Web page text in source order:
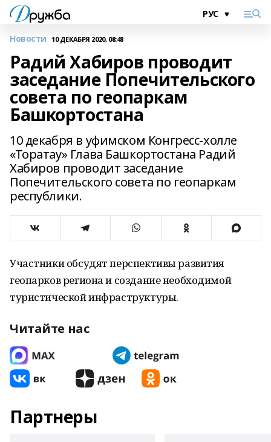
Новости 10 ДЕКАБРЯ 2020, 08:48
Радий Хабиров проводит
заседание Попечительского
совета по геопаркам
Башкортостана
10 декабря в уфимском Конгресс-холле
«Торатау» Глава Башкортостана Радий
Хабиров проводит заседание
Попечительского совета по геопаркам
республики.
Участники обсудят перспективы развития
геопарков региона и создание необходимой
туристической инфраструктуры.
Читайте нас
Партнеры